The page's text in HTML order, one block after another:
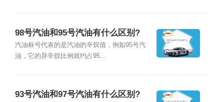
98号汽油和95号汽油有什么区别?
汽油标号代表的是汽油的辛烷值，例如95号汽
油，它的异辛烷比例就约占95...
93号汽油和97号汽油有什么区别?